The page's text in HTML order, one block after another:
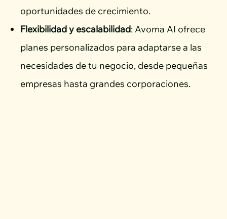
oportunidades de crecimiento.
Flexibilidad y escalabilidad: Avoma AI ofrece
planes personalizados para adaptarse a las
necesidades de tu negocio, desde pequeñas
empresas hasta grandes corporaciones.